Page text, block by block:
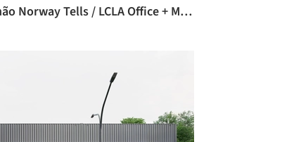
Pavilhão Norway Tells / LCLA Office + Manthey Kula Architects